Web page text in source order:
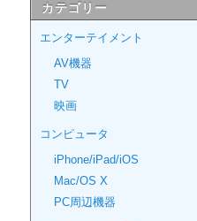
カテゴリー
エンターテイメント
AV機器
TV
映画
コンピュータ
iPhone/iPad/iOS
Mac/OS X
PC周辺機器